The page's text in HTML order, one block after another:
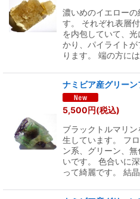
濃いめのイエロー
す。 それぞれ表層
を内包していて、
かり、パイライト
ります。 端の方に
ナミビア産グリーン
5,500円(税込)
ブラックトルマリ
生しています。 フ
ン系、グリーン、
いです。 色合いに
って綺麗です。 結